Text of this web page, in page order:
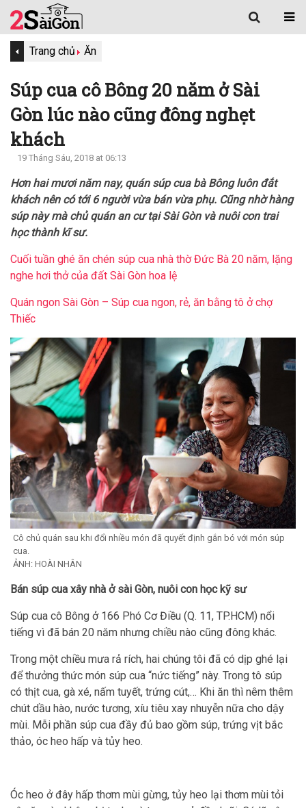
Trang chủ Ăn
Súp cua cô Bông 20 năm ở Sài
Gòn lúc nào cũng đông nghẹt
khách
19 Tháng Sáu, 2018 at 06:13
Hơn hai mươi năm nay, quán súp cua bà Bông luôn đắt
khách nên có tới 6 người vừa bán vừa phụ. Cũng nhờ hàng
súp này mà chủ quán an cư tại Sài Gòn và nuôi con trai
học thành kĩ sư.
Cuối tuần ghé ăn chén súp cua nhà thờ Đức Bà 20 năm, lặng
nghe hơi thở của đất Sài Gòn hoa lệ
Quán ngon Sài Gòn – Súp cua ngon, rẻ, ăn bằng tô ở chợ
Thiếc
Cô chủ quán sau khi đổi nhiều món đã quyết định gắn bó với món súp
cua.
ẢNH: HOÀI NHÂN
Bán súp cua xây nhà ở sài Gòn, nuôi con học kỹ sư
Súp cua cô Bông ở 166 Phó Cơ Điều (Q. 11, TP.HCM) nổi
tiếng vì đã bán 20 năm nhưng chiều nào cũng đông khác.
Trong một chiều mưa rả rích, hai chúng tôi đã có dịp ghé lại
để thưởng thức món súp cua “nức tiếng” này. Trong tô súp
có thịt cua, gà xé, nấm tuyết, trứng cút,… Khi ăn thì nêm thêm
chút dầu hào, nước tương, xíu tiêu xay nhuyễn nữa cho dậy
mùi. Mỗi phần súp cua đầy đủ bao gồm súp, trứng vịt bắc
thảo, óc heo hấp và tủy heo.
Óc heo ở đây hấp thơm mùi gừng, tủy heo lại thơm mùi tỏi